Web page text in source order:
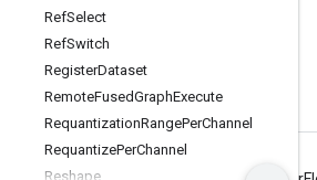
RefSelect
RefSwitch
RegisterDataset
RemoteFusedGraphExecute
RequantizationRangePerChannel
RequantizePerChannel
Reshape
GitHub
Twitter